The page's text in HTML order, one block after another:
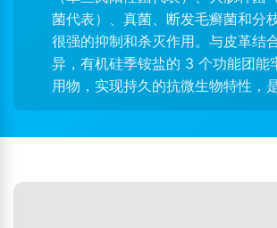
菌代表）、真菌、断发毛癣菌和分
很强的抑制和杀灭作用。与皮革结
异，有机硅季铵盐的 3 个功能团能
用物，实现持久的抗微生物特性，